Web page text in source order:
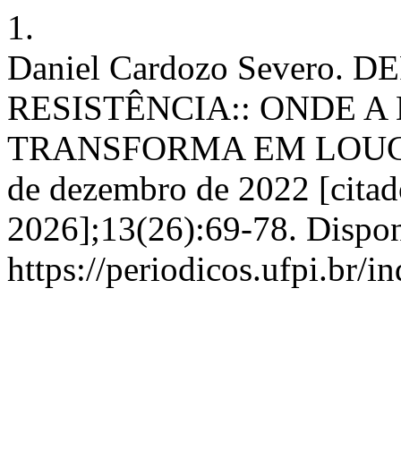
1.
Daniel Cardozo Severo.
RESISTÊNCIA:: ONDE A
TRANSFORMA EM
de dezembro de 2022
2026];13(26):69-78.
https://periodicos.ufpi.br/